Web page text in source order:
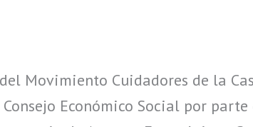
Movimiento Cuidadores de la
Económico Social por